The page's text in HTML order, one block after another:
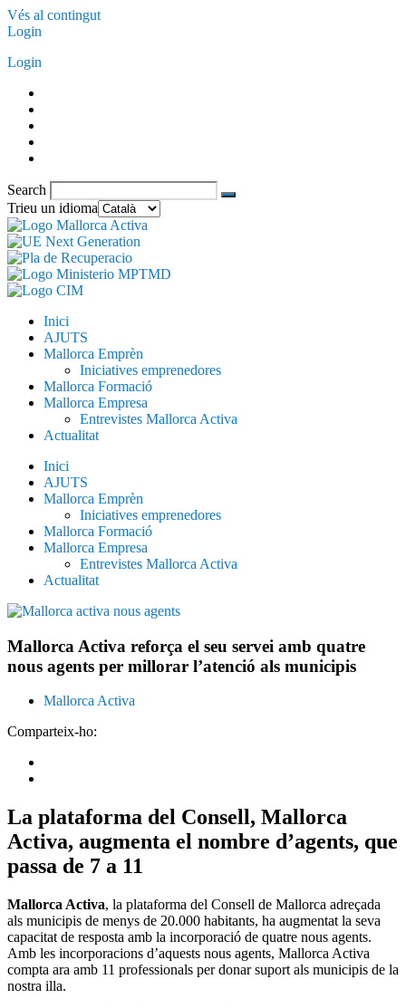
Vés al contingut
Login
Login
Search
Trieu un idioma
Inici
AJUTS
Mallorca Emprèn
Iniciatives emprenedores
Mallorca Formació
Mallorca Empresa
Entrevistes Mallorca Activa
Actualitat
Inici
AJUTS
Mallorca Emprèn
Iniciatives emprenedores
Mallorca Formació
Mallorca Empresa
Entrevistes Mallorca Activa
Actualitat
Mallorca Activa reforça el seu servei amb quatre
nous agents per millorar l’atenció als municipis
Mallorca Activa
Comparteix-ho:
La plataforma del Consell, Mallorca
Activa, augmenta el nombre d’agents, que
passa de 7 a 11
Mallorca Activa, la plataforma del Consell de Mallorca adreçada
als municipis de menys de 20.000 habitants, ha augmentat la seva
capacitat de resposta amb la incorporació de quatre nous agents.
Amb les incorporacions d’aquests nous agents, Mallorca Activa
compta ara amb 11 professionals per donar suport als municipis de la
nostra illa.